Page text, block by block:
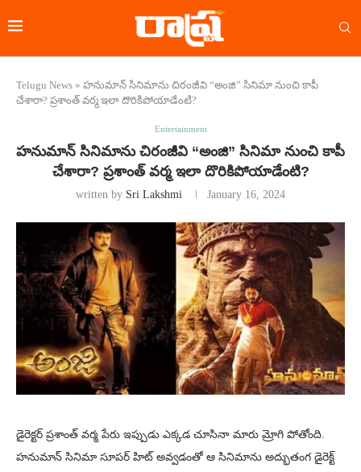
Telugu News » హనుమాన్ సినిమాను చిరంజీవి “అంజి” సినిమా నుంచి కాపీ
చేశారా? ప్రశాంత్ వర్మ ఇలా దొరికిపోయాడేంటి?
Entertainment
హనుమాన్ సినిమాను చిరంజీవి “అంజి” సినిమా నుంచి కాపీ
చేశారా? ప్రశాంత్ వర్మ ఇలా దొరికిపోయాడేంటి?
written by Sri Lakshmi January 16, 2024
డైరెక్టర్ ప్రశాంత్ వర్మ పేరు ఇప్పుడు ఎక్కడ చూసినా మారు మ్రోగి పోతోంది.
హనుమాన్ సినిమా సూపర్ హిట్ అవ్వడంతో ఆ సినిమాను అద్భుతంగ డైరెక్ట్